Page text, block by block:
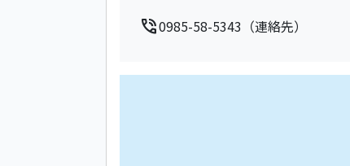
phone_in_talk0985-58-5343（連絡先）